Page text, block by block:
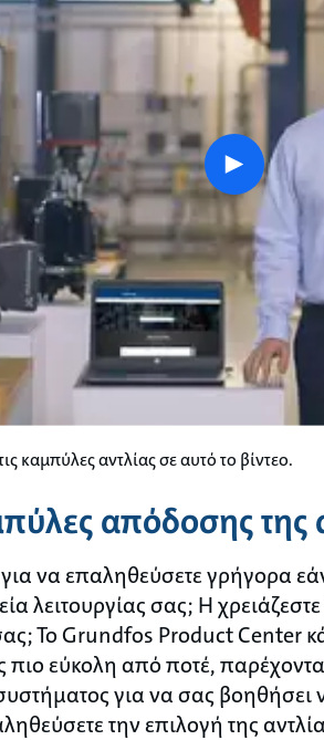
play
button
καμπύλες αντλίας σε αυτό το βίντεο.
απόδοσης της
να επαληθεύσετε γρήγορα
λειτουργίας σας; Ή χρειάζεστε
Το Grundfos Product Center
πιο εύκολη από ποτέ,
για να σας βοηθήσει
την επιλογή της